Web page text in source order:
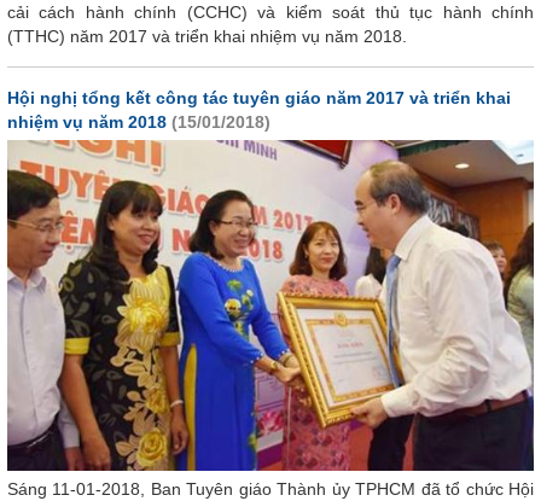
cải cách hành chính (CCHC) và kiểm soát thủ tục hành chính
(TTHC) năm 2017 và triển khai nhiệm vụ năm 2018.
Hội nghị tổng kết công tác tuyên giáo năm 2017 và triển khai
nhiệm vụ năm 2018 (15/01/2018)
Sáng 11-01-2018, Ban Tuyên giáo Thành ủy TPHCM đã tổ chức Hội